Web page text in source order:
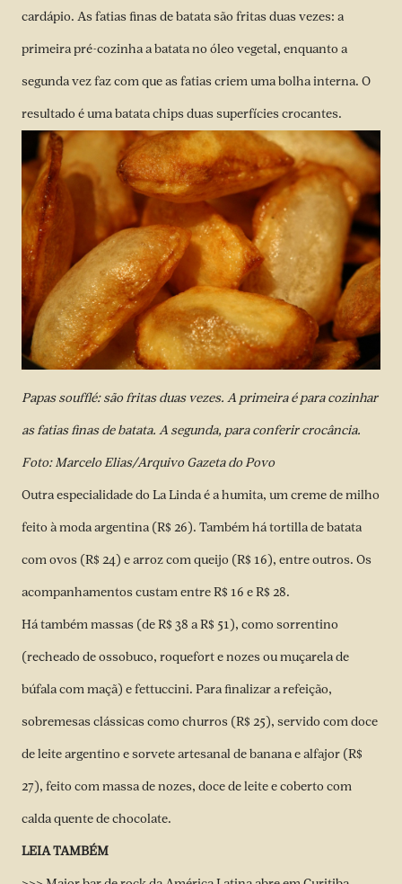
cardápio. As fatias finas de batata são fritas duas vezes: a
primeira pré-cozinha a batata no óleo vegetal, enquanto a
segunda vez faz com que as fatias criem uma bolha interna. O
resultado é uma batata chips duas superfícies crocantes.
Papas soufflé: são fritas duas vezes. A primeira é para cozinhar
as fatias finas de batata. A segunda, para conferir crocância.
Foto: Marcelo Elias/Arquivo Gazeta do Povo
Outra especialidade do La Linda é a humita, um creme de milho
feito à moda argentina (R$ 26). Também há tortilla de batata
com ovos (R$ 24) e arroz com queijo (R$ 16), entre outros. Os
acompanhamentos custam entre R$ 16 e R$ 28.
Há também massas (de R$ 38 a R$ 51), como sorrentino
(recheado de ossobuco, roquefort e nozes ou muçarela de
búfala com maçã) e fettuccini. Para finalizar a refeição,
sobremesas clássicas como churros (R$ 25), servido com doce
de leite argentino e sorvete artesanal de banana e alfajor (R$
27), feito com massa de nozes, doce de leite e coberto com
calda quente de chocolate.
LEIA TAMBÉM